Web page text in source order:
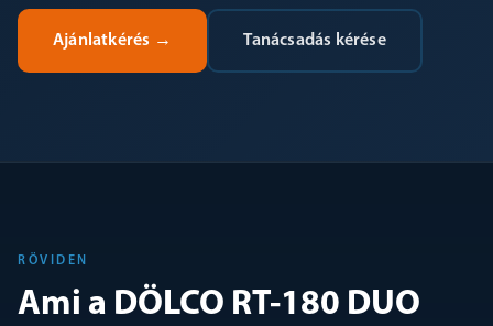
Ajánlatkérés → Tanácsadás kérése
RÖVIDEN
Ami a DÖLCO RT-180 DUO